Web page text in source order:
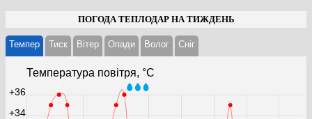
ПОГОДА ТЕПЛОДАР НА ТИЖДЕНЬ
Темпер Тиск Вітер Опади Волог Cніг
Температура повітря, °С
+34
+36